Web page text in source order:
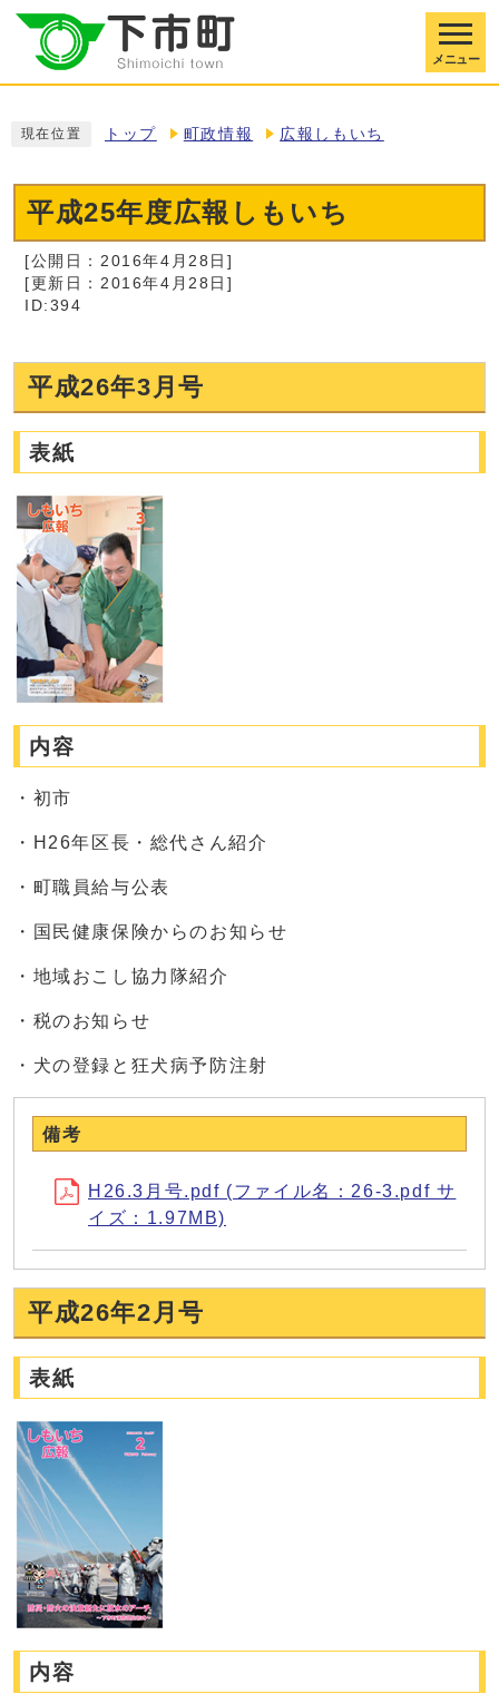
メニュー
現在位置 トップ 町政情報 広報しもいち
平成25年度広報しもいち
[公開日：2016年4月28日]
[更新日：2016年4月28日]
ID:394
平成26年3月号
表紙
内容
・初市
・H26年区長・総代さん紹介
・町職員給与公表
・国民健康保険からのお知らせ
・地域おこし協力隊紹介
・税のお知らせ
・犬の登録と狂犬病予防注射
備考
H26.3月号.pdf (ファイル名：26-3.pdf サ
イズ：1.97MB)
平成26年2月号
表紙
内容